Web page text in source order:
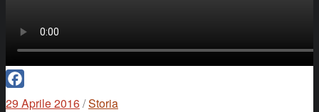
Facebook
29 Aprile 2016/Storia